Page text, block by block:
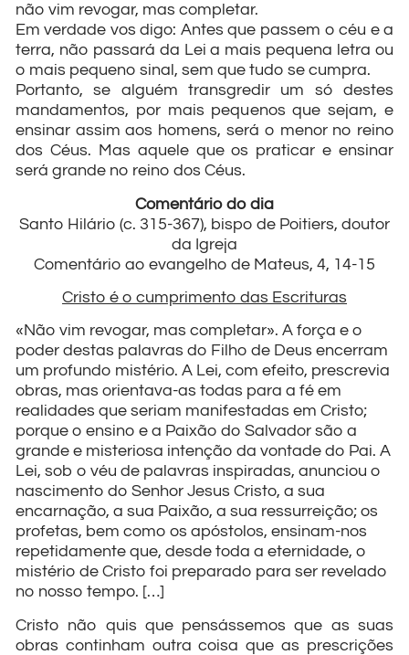
não vim revogar, mas completar.
Em verdade vos digo: Antes que passem o céu e a
terra, não passará da Lei a mais pequena letra ou
o mais pequeno sinal, sem que tudo se cumpra.
Portanto, se alguém transgredir um só destes
mandamentos, por mais pequenos que sejam, e
ensinar assim aos homens, será o menor no reino
dos Céus. Mas aquele que os praticar e ensinar
será grande no reino dos Céus.
Comentário do dia
Santo Hilário (c. 315-367), bispo de Poitiers, doutor
da Igreja
Comentário ao evangelho de Mateus, 4, 14-15
Cristo é o cumprimento das Escrituras
«Não vim revogar, mas completar». A força e o
poder destas palavras do Filho de Deus encerram
um profundo mistério. A Lei, com efeito, prescrevia
obras, mas orientava-as todas para a fé em
realidades que seriam manifestadas em Cristo;
porque o ensino e a Paixão do Salvador são a
grande e misteriosa intenção da vontade do Pai. A
Lei, sob o véu de palavras inspiradas, anunciou o
nascimento do Senhor Jesus Cristo, a sua
encarnação, a sua Paixão, a sua ressurreição; os
profetas, bem como os apóstolos, ensinam-nos
repetidamente que, desde toda a eternidade, o
mistério de Cristo foi preparado para ser revelado
no nosso tempo. […]
Cristo não quis que pensássemos que as suas
obras continham outra coisa que as prescrições